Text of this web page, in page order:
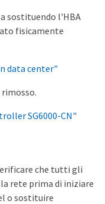
sostituendo l'HBA
fisicamente
data center"
SG6000-CN"
che tutti gli
rete prima di iniziare
o sostituire